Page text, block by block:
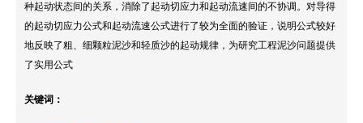
种起动状态间的关系，消除了起动切应力和起动流速间的不协调。对导得
的起动切应力公式和起动流速公式进行了较为全面的验证，说明公式较好
地反映了粗、细颗粒泥沙和轻质沙的起动规律，为研究工程泥沙问题提供
了实用公式
关键词：